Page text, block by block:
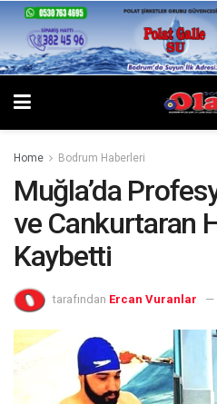
Home Bodrum Haberleri
Muğla’da
ve Cankurtaran
Kaybetti
tarafından Ercan Vuranlar